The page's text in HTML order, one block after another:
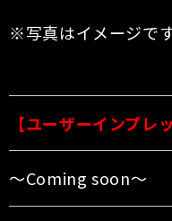
※写真はイメージです
【ユーザーインプレ
〜Coming soon〜